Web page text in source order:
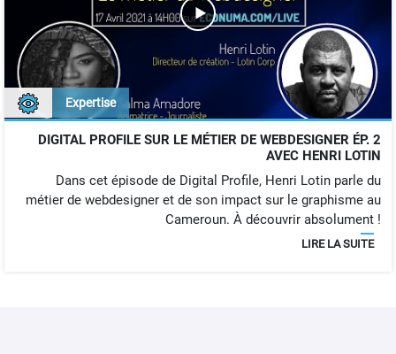
Expertise
DIGITAL PROFILE SUR LE MÉTIER DE WEBDESIGNER ÉP. 2
AVEC HENRI LOTIN
Dans cet épisode de Digital Profile, Henri Lotin parle du
métier de webdesigner et de son impact sur le graphisme au
Cameroun. À découvrir absolument !
LIRE LA SUITE